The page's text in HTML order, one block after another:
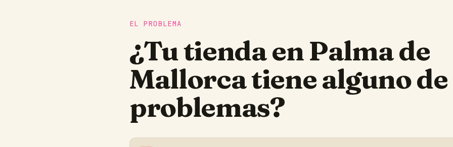
EL PROBLEMA
¿TutiendaenPalma de
Mallorcatiene alguno de
problemas?